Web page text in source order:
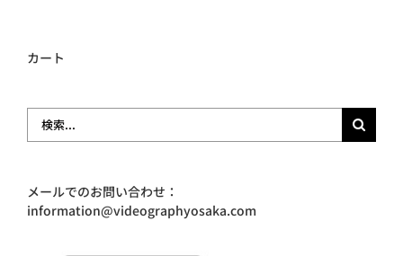
カート
メールでのお問い合わせ：
information@videographyosaka.com